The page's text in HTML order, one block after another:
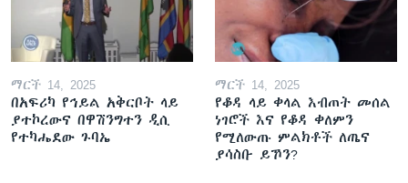
ማርች 14, 2025
በአፍሪካ የኅይል አቅርቦት ላይ
ያተኮረውና በዋሽንግተን ዲሲ
የተካሔደው ጉባኤ
ማርች 14, 2025
የቆዳ ላይ ቀላል እብጠት መሰል
ነገሮች እና የቆዳ ቀለምን
የሚለውጡ ምልክቶች ለጤና
ያሳስቡ ይኾን?